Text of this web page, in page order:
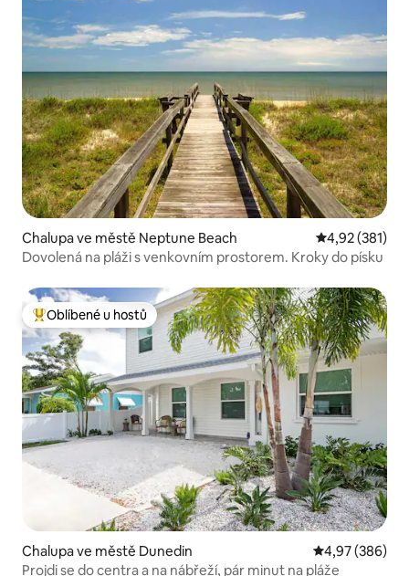
Chalupa ve městě Neptune Beach Průměrné
4,92 (381)
Dovolená na pláži s venkovním prostorem. Kroky do písku
Nejlepší v kategorii Oblíbené u hostů
Oblíbené u hostů
Chalupa ve městě Dunedin Průměrné
4,97 (386)
Projdi se do centra a na nábřeží, pár minut na pláže